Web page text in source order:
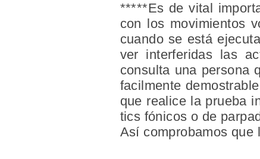
*****Es de vital
con los movimientos
cuando se está
ver interferidas las
consulta una persona
facilmente
que realice la prueba
tics fónicos o de
Así comprobamos que